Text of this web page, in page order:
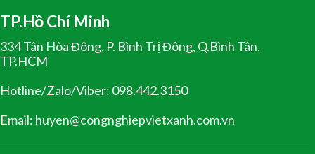
TP.Hồ Chí Minh
334 Tân Hòa Đông, P. Bình Trị Đông, Q.Bình Tân,
TP.HCM
Hotline/Zalo/Viber: 098.442.3150
Email: huyen@congnghiepvietxanh.com.vn